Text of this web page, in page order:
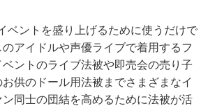
ベントを盛り上げるために使うだけで
アイドルや声優ライブで着用するフ
ントのライブ法被や即売会の売り子
供のドール用法被までさまざまなイ
同士の団結を高めるために法被が活